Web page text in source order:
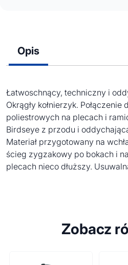
Opis
Łatwoschnący, techniczny i
Okrągły kołnierzyk. Połączenie
poliestrowych na plecach i
Birdseye z przodu i
Materiał przygotowany na
ścieg zygzakowy po bokach i
plecach nieco dłuższy.
Zobacz